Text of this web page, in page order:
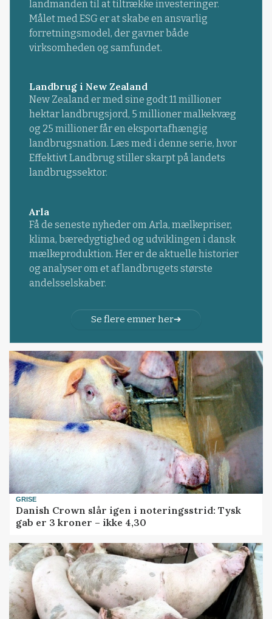
landmanden til at tiltrække investeringer.
Målet med ESG er at skabe en ansvarlig
forretningsmodel, der gavner både
virksomheden og samfundet.
Landbrug i New Zealand
New Zealand er med sine godt 11 millioner
hektar landbrugsjord, 5 millioner malkekvæg
og 25 millioner får en eksportafhængig
landbrugsnation. Læs med i denne serie, hvor
Effektivt Landbrug stiller skarpt på landets
landbrugssektor.
Arla
Få de seneste nyheder om Arla, mælkepriser,
klima, bæredygtighed og udviklingen i dansk
mælkeproduktion. Her er de aktuelle historier
og analyser om et af landbrugets største
andelsselskaber.
Se flere emner her
GRISE
Danish Crown slår igen i noteringsstrid: Tysk
gab er 3 kroner – ikke 4,30